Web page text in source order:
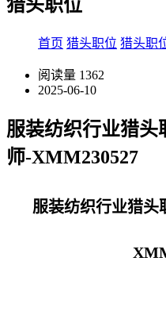
猎头职位
首页 猎头职位 猎头职
阅读量 1362
2025-06-10
服装纺织行业猎头
师-XMM230527
服装纺织行业猎头